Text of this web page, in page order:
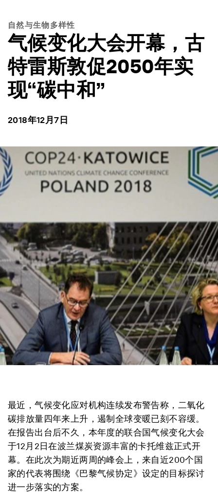
自然与生物多样性
气候变化大会开幕，古
特雷斯敦促2050年实
现“碳中和”
2018年12月7日
最近，气候变化应对机构连续发布警告称，二氧化
碳排放量四年来上升，遏制全球变暖已刻不容缓。
在报告出台后不久，本年度的联合国气候变化大会
于12月2日在波兰煤炭资源丰富的卡托维兹正式开
幕。在此次为期近两周的峰会上，来自近200个国
家的代表将围绕《巴黎气候协定》设定的目标探讨
进一步落实的方案。